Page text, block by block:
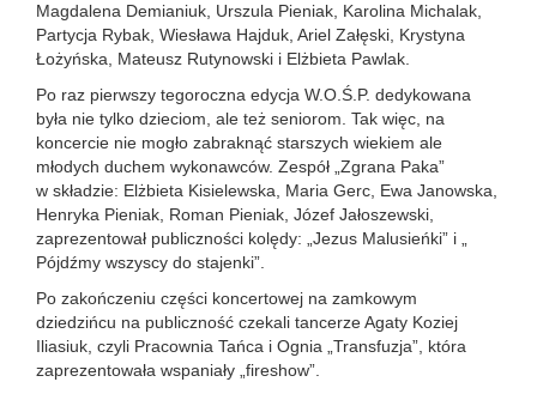
Magdalena Demianiuk, Urszula Pieniak, Karolina Michalak,
Partycja Rybak, Wiesława Hajduk, Ariel Załęski, Krystyna
Łożyńska, Mateusz Rutynowski i Elżbieta Pawlak.
Po raz pierwszy tegoroczna edycja W.O.Ś.P. dedykowana
była nie tylko dzieciom, ale też seniorom. Tak więc, na
koncercie nie mogło zabraknąć starszych wiekiem ale
młodych duchem wykonawców. Zespół „Zgrana Paka”
w składzie: Elżbieta Kisielewska, Maria Gerc, Ewa Janowska,
Henryka Pieniak, Roman Pieniak, Józef Jałoszewski,
zaprezentował publiczności kolędy: „Jezus Malusieńki” i „
Pójdźmy wszyscy do stajenki”.
Po zakończeniu części koncertowej na zamkowym
dziedzińcu na publiczność czekali tancerze Agaty Koziej
Iliasiuk, czyli Pracownia Tańca i Ognia „Transfuzja”, która
zaprezentowała wspaniały „fireshow”.